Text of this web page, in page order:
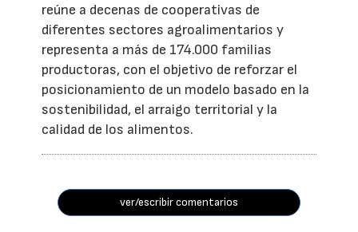
reúne a decenas de cooperativas de
diferentes sectores agroalimentarios y
representa a más de 174.000 familias
productoras, con el objetivo de reforzar el
posicionamiento de un modelo basado en la
sostenibilidad, el arraigo territorial y la
calidad de los alimentos.
ver/escribir comentarios